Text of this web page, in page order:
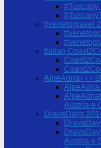
#Tuscany
#venetogravel
Italian
AlpeAdria+++
AlpeAdria
Austria e
DravaDays
Austria e